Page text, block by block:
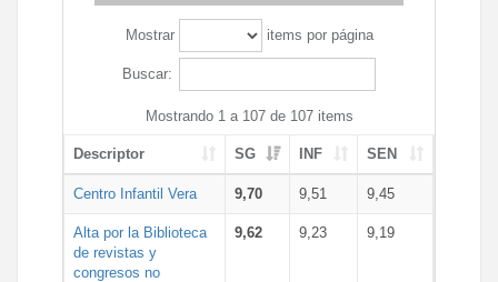
Mostrar items por página
Buscar:
Mostrando 1 a 107 de 107 items
Descriptor SG INF SEN
Centro Infantil Vera 9,70 9,51 9,45
Alta por la Biblioteca
de revistas y
congresos no
9,62 9,23 9,19